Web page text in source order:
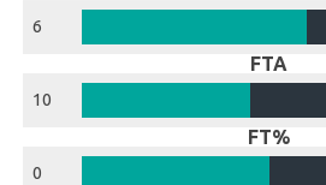
6
FTA
10
FT%
0